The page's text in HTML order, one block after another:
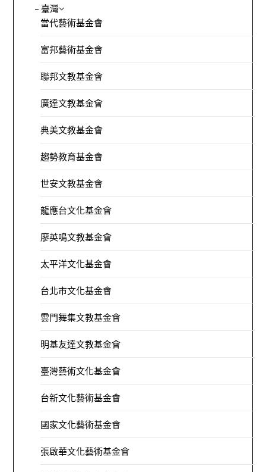
– 臺灣
當代藝術基金會
富邦藝術基金會
聯邦文教基金會
廣達文教基金會
典美文教基金會
趨勢教育基金會
世安文教基金會
龍應台文化基金會
廖英鳴文教基金會
太平洋文化基金會
台北市文化基金會
雲門舞集文教基金會
明基友達文教基金會
臺灣藝術文化基金會
台新文化藝術基金會
國家文化藝術基金會
張啟華文化藝術基金會